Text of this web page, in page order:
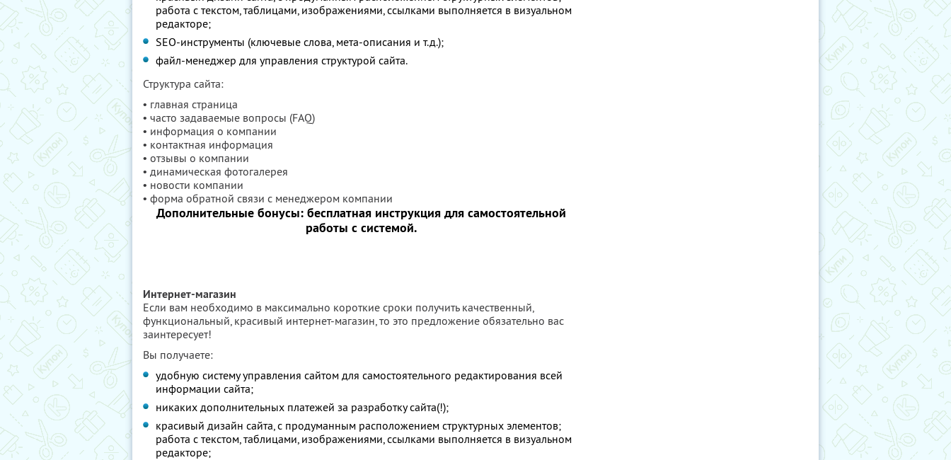
работа с текстом, таблицами, изображениями, ссылками выполняется в визуальном
редакторе;
SEO-инструменты (ключевые слова, мета-описания и т.д.);
файл-менеджер для управления структурой сайта.
Структура сайта:
• главная страница
• часто задаваемые вопросы (FAQ)
• информация о компании
• контактная информация
• отзывы о компании
• динамическая фотогалерея
• новости компании
• форма обратной связи с менеджером компании
Дополнительные бонусы: бесплатная инструкция для самостоятельной
работы с системой.
Интернет-магазин
Если вам необходимо в максимально короткие сроки получить качественный,
функциональный, красивый интернет-магазин, то это предложение обязательно вас
заинтересует!
Вы получаете:
удобную систему управления сайтом для самостоятельного редактирования всей
информации сайта;
никаких дополнительных платежей за разработку сайта(!);
красивый дизайн сайта, с продуманным расположением структурных элементов;
работа с текстом, таблицами, изображениями, ссылками выполняется в визуальном
редакторе;